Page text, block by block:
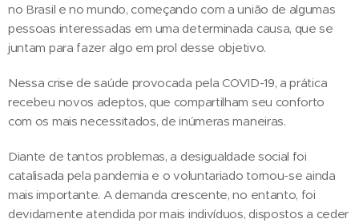
no Brasil e no mundo, começando com a união de algumas
pessoas interessadas em uma determinada causa, que se
juntam para fazer algo em prol desse objetivo.
Nessa crise de saúde provocada pela COVID-19, a prática
recebeu novos adeptos, que compartilham seu conforto
com os mais necessitados, de inúmeras maneiras.
Diante de tantos problemas, a desigualdade social foi
catalisada pela pandemia e o voluntariado tornou-se ainda
mais importante. A demanda crescente, no entanto, foi
devidamente atendida por mais indivíduos, dispostos a ceder